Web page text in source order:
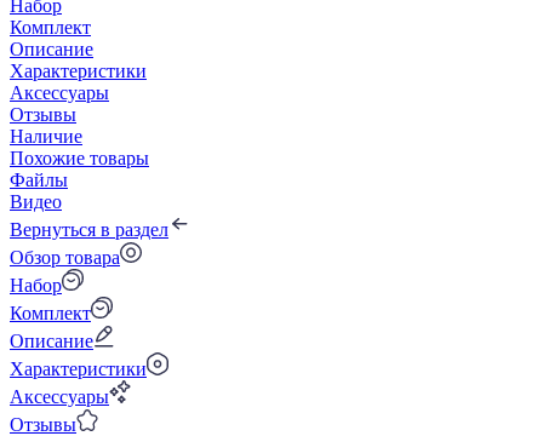
Набор
Комплект
Описание
Характеристики
Аксессуары
Отзывы
Наличие
Похожие товары
Файлы
Видео
Вернуться в раздел
Обзор товара
Набор
Комплект
Описание
Характеристики
Аксессуары
Отзывы